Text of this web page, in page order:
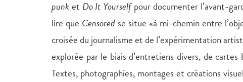
punket Do It Yourselfpour documenter l’avant-
lire que Censored se situe «à mi-chemin entre
croisée du journalisme et de l’expérimentation
explorée par le biais d’entretiens divers, de
Textes, photographies, montages et créations